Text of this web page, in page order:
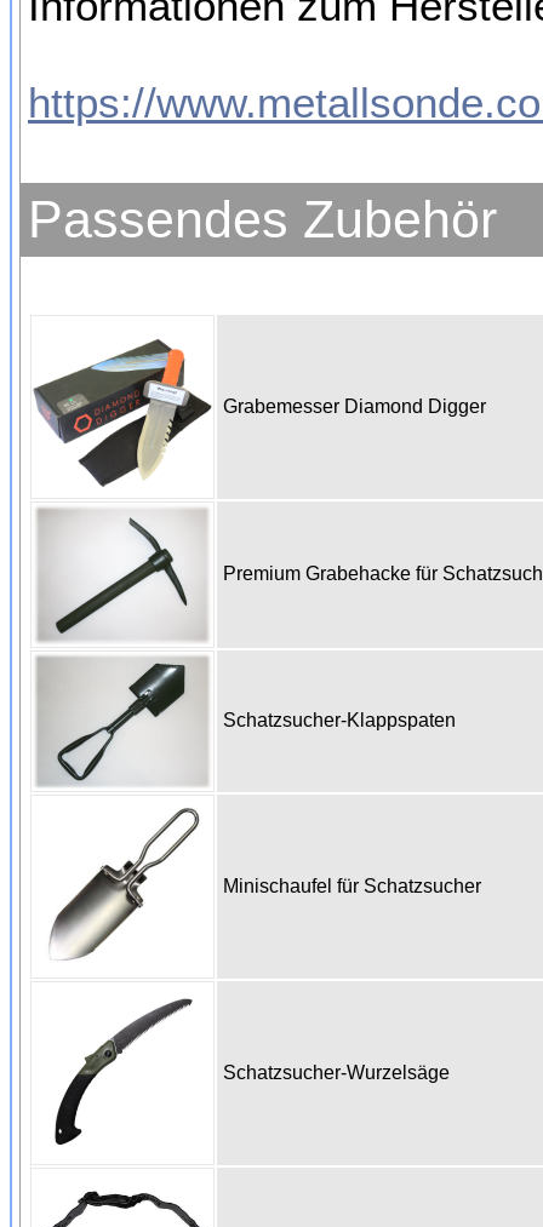
https://
Passendes Zubehör
Grabemesser Diamond Digger
Premium Grabehacke für
Schatzsucher-Klappspaten
Minischaufel für Schatzsucher
Schatzsucher-Wurzelsäge